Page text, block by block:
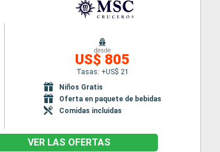
desde
US$ 805
Tasas: +US$ 21
Niños Gratis
Oferta en paquete de bebidas
Comidas incluidas
VER LAS OFERTAS